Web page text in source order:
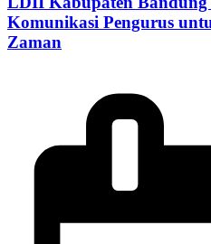
Komunikasi Pengurus
Zaman